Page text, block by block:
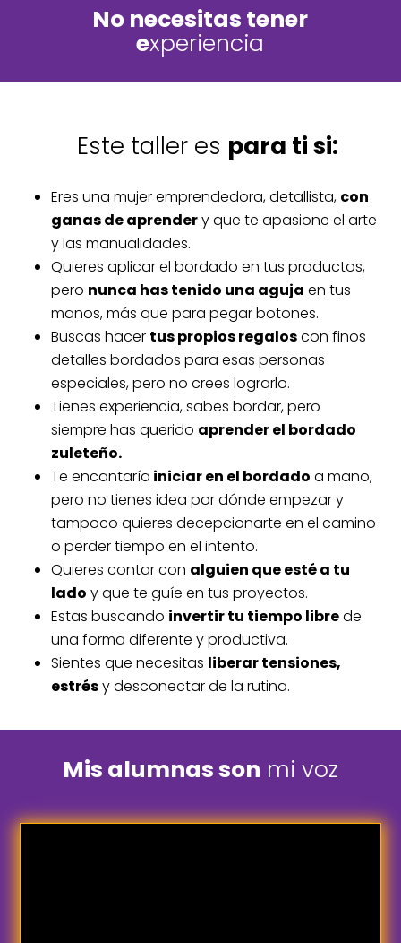
No necesitas tener
experiencia
Este taller es para ti si:
Eres una mujer emprendedora, detallista, con
ganas de aprendery que te apasione el arte
y las manualidades.
Quieres aplicar el bordado en tus productos,
pero nunca has tenido una aguja en tus
manos, más que para pegar botones.
Buscas hacer tus propios regaloscon finos
detalles bordados para esas personas
especiales, pero no crees lograrlo.
Tienes experiencia, sabes bordar, pero
siempre has querido aprender el bordado
zuleteño.
Te encantaría iniciar en el bordado a mano,
pero no tienes idea por dónde empezar y
tampoco quieres decepcionarte en el camino
o perder tiempo en el intento.
Quieres contar con alguien que esté a tu
lado y que te guíe en tus proyectos.
Estas buscando invertir tu tiempo librede
una forma diferente y productiva.
Sientes que necesitas liberar tensiones,
estrésy desconectar de la rutina.
Mis alumnas son mi voz